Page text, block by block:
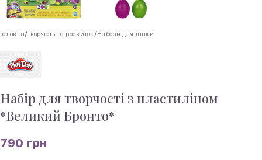
Головна / Творчість та розвиток / Набори для ліпки
Набір для творчості з пластиліном
*Великий Бронто*
790 грн